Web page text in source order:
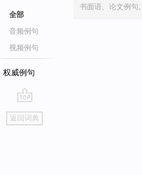
全部
音频例句
视频例句
权威例句
go
top
返回词典
书面语、论文例句。